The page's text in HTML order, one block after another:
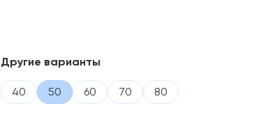
Другие варианты
40 50 60 70 80